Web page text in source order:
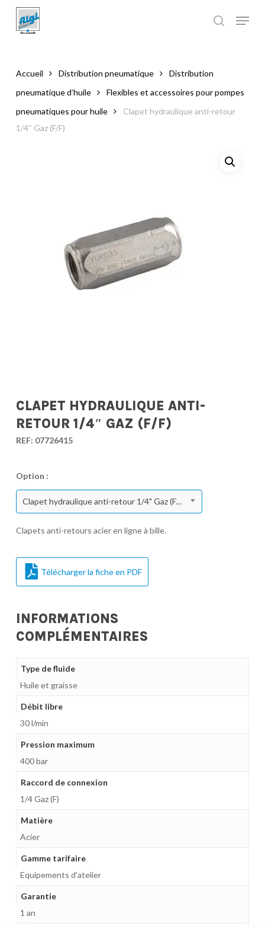
main
Accueil Distribution pneumatique
Distribution
pneumatique d’huile
Flexibles et accessoires pour pompes
pneumatiques pour huile
Clapet hydraulique anti-retour
1/4″ Gaz (F/F)
CLAPET HYDRAULIQUE ANTI-
RETOUR 1/4″ GAZ (F/F)
REF: 07726415
Option :
Clapet hydraulique anti-retour 1/4" Gaz (F/F)
Clapets anti-retours acier en ligne à bille.
Télécharger la fiche en PDF
INFORMATIONS
COMPLÉMENTAIRES
Type de fluide
Huile et graisse
Débit libre
30 l/min
Pression maximum
400 bar
Raccord de connexion
1/4 Gaz (F)
Matière
Acier
Gamme tarifaire
Equipements d'atelier
Garantie
1 an